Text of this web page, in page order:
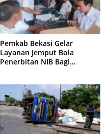
Pemkab Bekasi Gelar
Layanan Jemput Bola
Penerbitan NIB Bagi